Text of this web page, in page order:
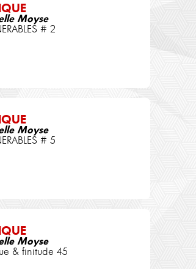
Moyse
# 2
Moyse
# 5
Moyse
& finitude 45